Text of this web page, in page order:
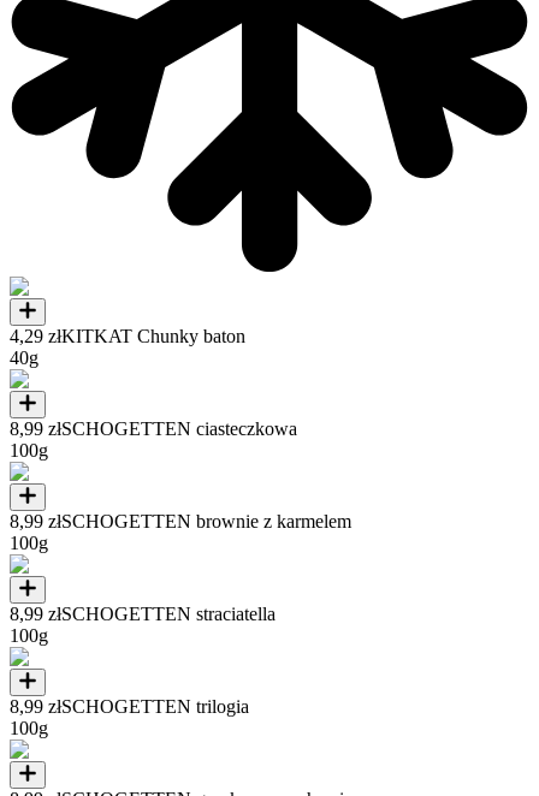
4,29 złKITKAT Chunky baton
40g
8,99 złSCHOGETTEN ciasteczkowa
100g
8,99 złSCHOGETTEN brownie z karmelem
100g
8,99 złSCHOGETTEN straciatella
100g
8,99 złSCHOGETTEN trilogia
100g